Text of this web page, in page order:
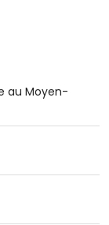
au Moyen-